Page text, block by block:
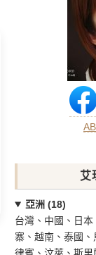
艾
亞洲 (18)
台灣、中國、日
寨、越南、泰國